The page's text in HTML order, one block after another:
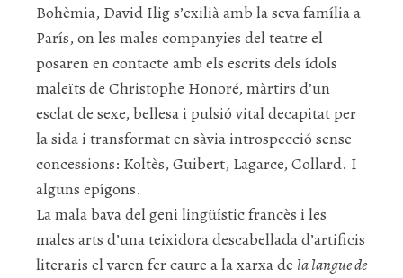
Bohèmia, David Iligs’exilià amb la seva família a
París, on les males companyies del teatre el
posaren en contacte amb els escrits dels ídols
maleïts de Christophe Honoré, màrtirs d’un
esclat de sexe, bellesa i pulsió vital decapitat per
la sida i transformat en sàvia introspecció sense
concessions: Koltès, Guibert, Lagarce, Collard. I
alguns epígons.
La mala bava del geni lingüístic francès i les
males arts d’una teixidora descabellada d’artificis
literaris el varen fer caure a la xarxa de la langue de